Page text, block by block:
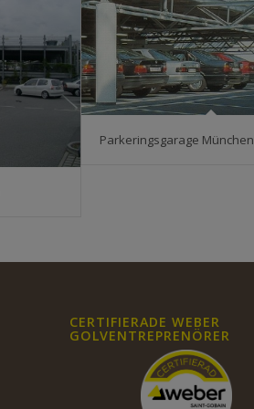
Parkeringsgarage München
CERTIFIERADE WEBER
GOLVENTREPRENÖRER